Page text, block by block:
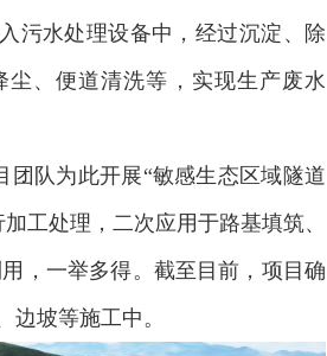
污水处理设备中，经过沉淀、除
、便道清洗等，实现生产废水
团队为此开展“敏感生态区域隧道
工处理，二次应用于路基填筑、
，一举多得。截至目前，项目确
坡等施工中。